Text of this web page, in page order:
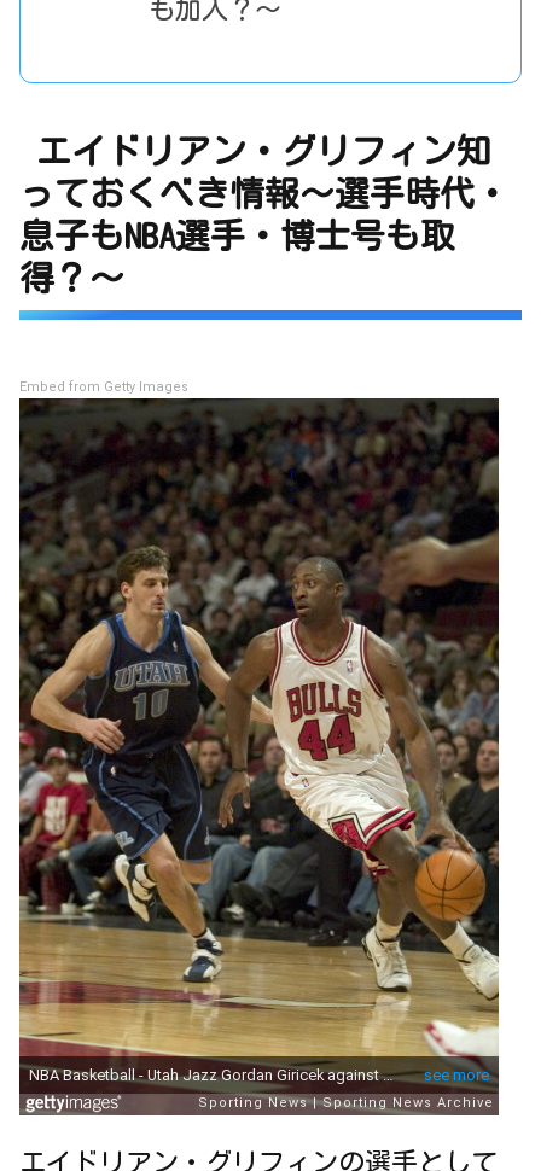
も加入？～
エイドリアン・グリフィン知
っておくべき情報～選手時代・
息子もNBA選手・博士号も取
得？～
Embed from Getty Images
エイドリアン・グリフィンの選手として